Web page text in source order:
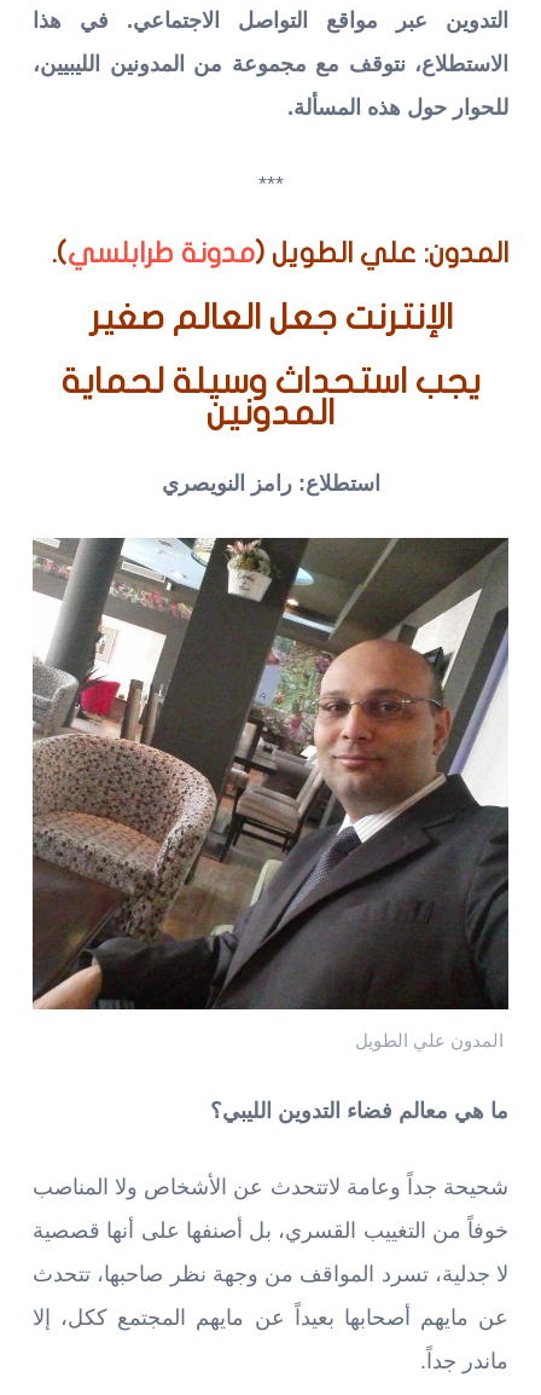
التدوين عبر مواقع التواصل الاجتماعي. في هذا
الاستطلاع، نتوقف مع مجموعة من المدونين الليبيين،
للحوار حول هذه المسألة.
***
المدون: علي الطويل (مدونة طرابلسي).
الإنترنت جعل العالم صغير
يجب استحداث وسيلة لحماية
المدونين
استطلاع: رامز النويصري
المدون علي الطويل
ما هي معالم فضاء التدوين الليبي؟
شحيحة جداً وعامة لاتتحدث عن الأشخاص ولا المناصب
خوفاً من التغييب القسري، بل أصنفها على أنها قصصية
لا جدلية، تسرد المواقف من وجهة نظر صاحبها، تتحدث
عن مايهم أصحابها بعيداً عن مايهم المجتمع ككل، إلا
ماندر جداً.